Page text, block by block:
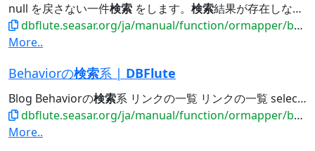
null を戻さない一件検索 をします。 検索結果が存在しない場合は明示的な例外が発生するので、
dbflute.seasar.org/ja/manual/function/ormapper/behavior/select/selectentitywithdeletedcheck.html
More..
Behaviorの検索系 | DBFlute
Blog Behaviorの検索系 リンクの一覧 リンクの一覧 selectCount(cb) カウント
dbflute.seasar.org/ja/manual/function/ormapper/behavior/select/index.html
More..